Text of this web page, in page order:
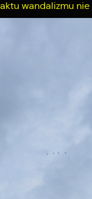
wandalizmu